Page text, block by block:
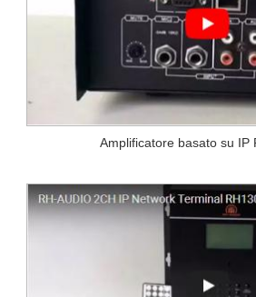
Amplificatore basato su IP